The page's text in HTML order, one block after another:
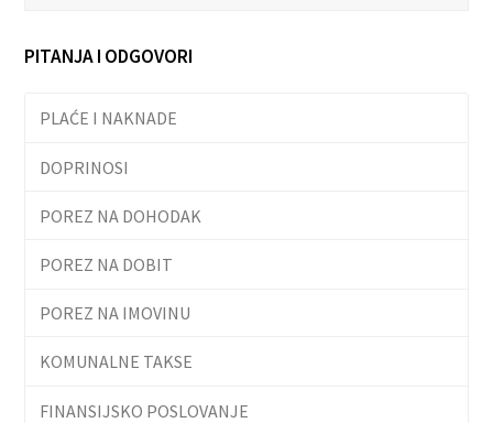
PITANJA I ODGOVORI
PLAĆE I NAKNADE
DOPRINOSI
POREZ NA DOHODAK
POREZ NA DOBIT
POREZ NA IMOVINU
KOMUNALNE TAKSE
FINANSIJSKO POSLOVANJE